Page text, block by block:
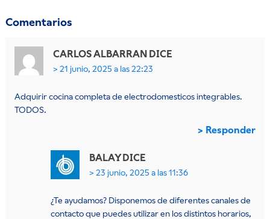
Comentarios
CARLOS ALBARRAN DICE
21 junio, 2025 a las 22:23
Adquirir cocina completa de electrodomesticos integrables.
TODOS.
Responder
BALAYDICE
23 junio, 2025 a las 11:36
¿Te ayudamos? Disponemos de diferentes canales de
contacto que puedes utilizar en los distintos horarios,